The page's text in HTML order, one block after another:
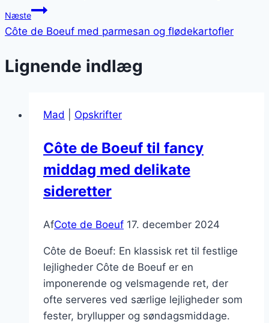
Næste
Côte de Boeuf med parmesan og flødekartofler
Lignende indlæg
Mad Opskrifter
Côte de Boeuf til fancy
middag med delikate
sideretter
AfCote de Boeuf 17. december 2024
Côte de Boeuf: En klassisk ret til festlige
lejligheder Côte de Boeuf er en
imponerende og velsmagende ret, der
ofte serveres ved særlige lejligheder som
fester, bryllupper og søndagsmiddage.